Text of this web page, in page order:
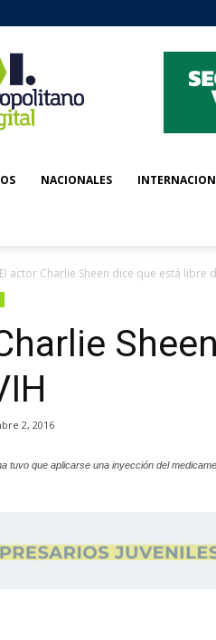
NACIONALES
El actor Charlie Sheen dice que está libre
2, 2016
tuvo que aplicarse una inyección del